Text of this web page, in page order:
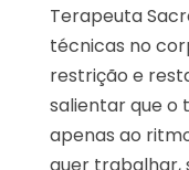
Terapeuta
técnicas no
restrição e
salientar que o
apenas ao